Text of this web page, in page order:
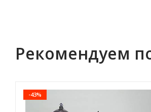
Рекомендуем
-43%